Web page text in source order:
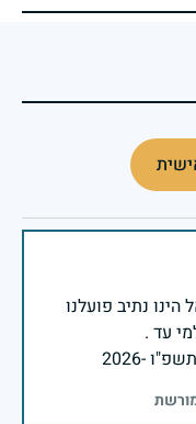
נתיב פועלנו
-2026